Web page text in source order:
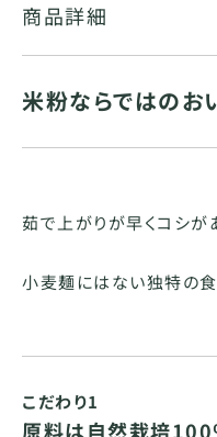
商品詳細
米粉ならではのお
茹で上がりが早くコシが
小麦麺にはない独特の食
こだわり1
原料は自然栽培100